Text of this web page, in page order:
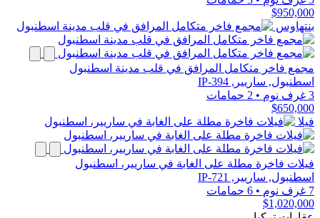
$950,000
بنتهاوس
مجمع فاخر متكامل المرافق في قلب مدينة اسطنبول
اسطنبول, ساريير, IP-394
3 غرف نوم
• 2 حمامات
$650,000
فيلا
فيلات فاخرة مطلة على الغابة في ساريير، اسطنبول
اسطنبول, ساريير, IP-721
7 غرف نوم
• 6 حمامات
$1,020,000